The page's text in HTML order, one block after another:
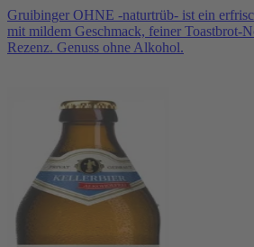
Gruibinger OHNE -naturtrüb- ist ein
mit mildem Geschmack, feiner Toastbrot-
Rezenz. Genuss ohne Alkohol.